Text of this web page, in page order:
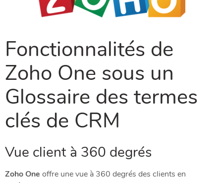
Fonctionnalités de
Zoho One sous un
Glossaire des termes
clés de CRM
Vue client à 360 degrés
Zoho One offre une vue à 360 degrés des clients en